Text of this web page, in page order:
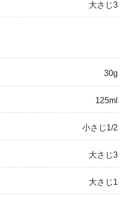
大さじ3
30g
125ml
小さじ1/2
大さじ3
大さじ1